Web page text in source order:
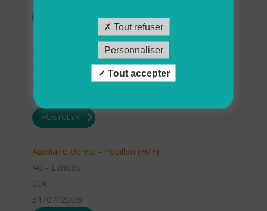
Auxiliaire de vie - Mugron (H/F)
31/07/2026
POSTULER
Auxiliaire de vie - Pouillon (H/F)
40 - Landes
CDI
31/07/2026
Tout refuser
Personnaliser
Tout accepter